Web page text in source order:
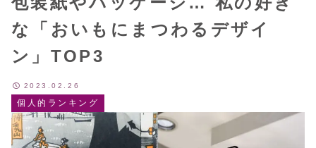
な「おいもにまつわるデザイ
ン」TOP3
個人的ランキング
2023.02.26